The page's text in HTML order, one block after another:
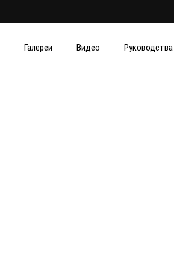
Галереи Видео Руководства